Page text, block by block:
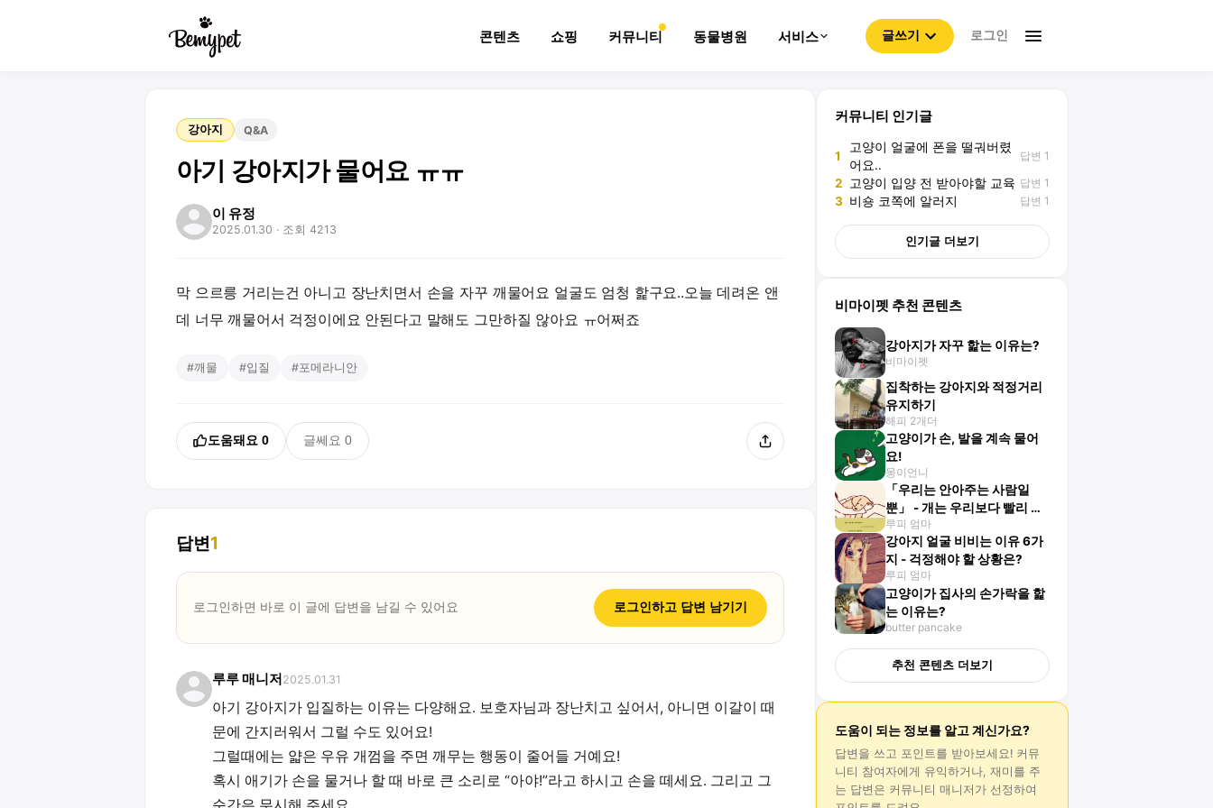
콘텐츠 쇼핑 커뮤니티 동물병원 서비스 글쓰기 로그인
강아지 Q&A
아기 강아지가 물어요 ㅠㅠ
이 유정
2025.01.30 · 조회 4213
막 으르릉 거리는건 아니고 장난치면서 손을 자꾸 깨물어요 얼굴도 엄청 핥구요..오늘 데려온 앤
데 너무 깨물어서 걱정이에요 안된다고 말해도 그만하질 않아요 ㅠ어쩌죠
#깨물 #입질 #포메라니안
도움돼요 0 글쎄요 0
답변1
로그인하면 바로 이 글에 답변을 남길 수 있어요 로그인하고 답변 남기기
루루 매니저 2025.01.31
아기 강아지가 입질하는 이유는 다양해요. 보호자님과 장난치고 싶어서, 아니면 이갈이 때
문에 간지러워서 그럴 수도 있어요!
그럴때에는 얇은 우유 개껌을 주면 깨무는 행동이 줄어들 거예요!
혹시 애기가 손을 물거나 할 때 바로 큰 소리로 “아야!”라고 하시고 손을 떼세요. 그리고 그
커뮤니티 인기글
1
고양이 얼굴에 폰을 떨궈버렸
어요..
답변 1
2 고양이 입양 전 받아야할 교육 답변 1
3 비숑 코쪽에 알러지 답변 1
인기글 더보기
비마이펫 추천 콘텐츠
강아지가 자꾸 핥는 이유는?
비마이펫
집착하는 강아지와 적정거리
유지하기
해피 2개더
고양이가 손, 발을 계속 물어
요!
몽이언니
「우리는 안아주는 사람일
뿐」 - 개는 우리보다 빨리 늙
고, 아기는 우리보다 빨리 자
란다
루피 엄마
강아지 얼굴 비비는 이유 6가
지 - 걱정해야 할 상황은?
루피 엄마
고양이가 집사의 손가락을 핥
는 이유는?
butter pancake
추천 콘텐츠 더보기
도움이 되는 정보를 알고 계신가요?
답변 을 쓰고 포인트를 받아보세요! 커뮤
니티 참여자에게 유익하거나, 재미를 주
는 답변 은 커뮤니티 매니저가 선정하여